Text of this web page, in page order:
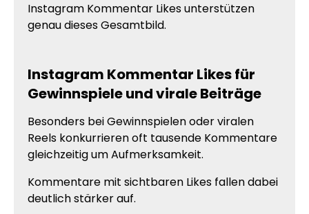
Instagram Kommentar Likes unterstützen
genau dieses Gesamtbild.
Instagram Kommentar Likes für
Gewinnspiele und virale Beiträge
Besonders bei Gewinnspielen oder viralen
Reels konkurrieren oft tausende Kommentare
gleichzeitig um Aufmerksamkeit.
Kommentare mit sichtbaren Likes fallen dabei
deutlich stärker auf.